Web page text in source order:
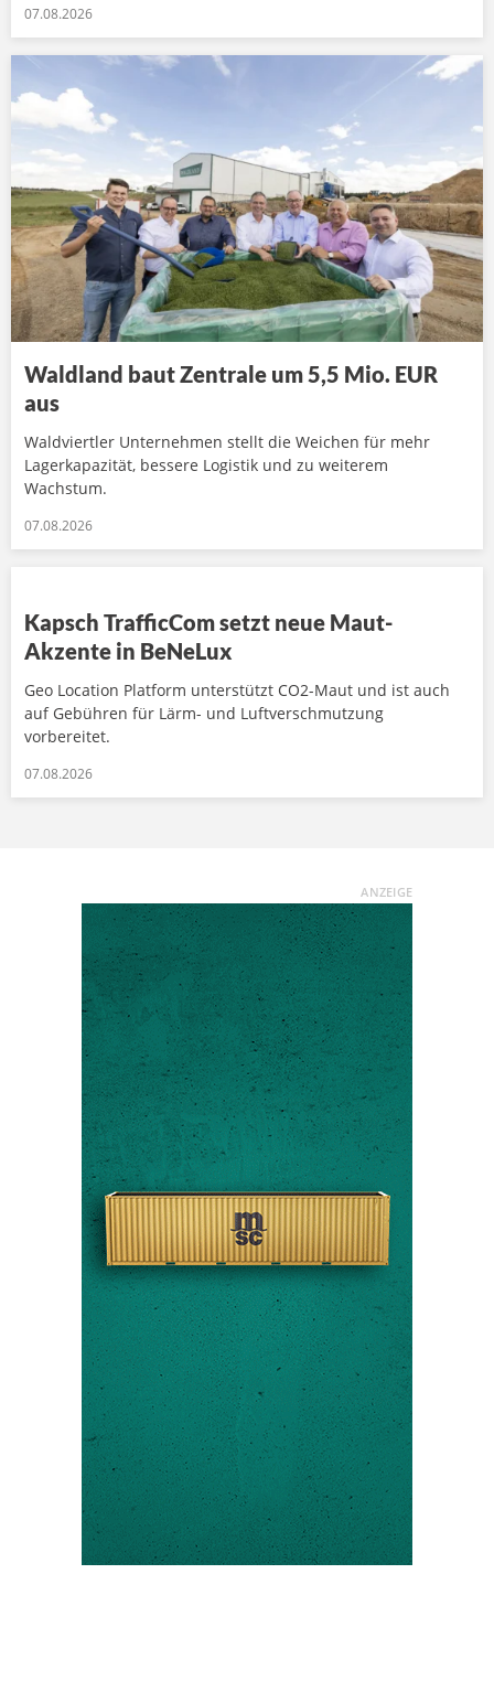
07.08.2026
Waldland baut Zentrale um 5,5 Mio. EUR
aus
Waldviertler Unternehmen stellt die Weichen für mehr
Lagerkapazität, bessere Logistik und zu weiterem
Wachstum.
07.08.2026
Kapsch TrafficCom setzt neue Maut-
Akzente in BeNeLux
Geo Location Platform unterstützt CO2-Maut und ist auch
auf Gebühren für Lärm- und Luftverschmutzung
vorbereitet.
07.08.2026
ANZEIGE